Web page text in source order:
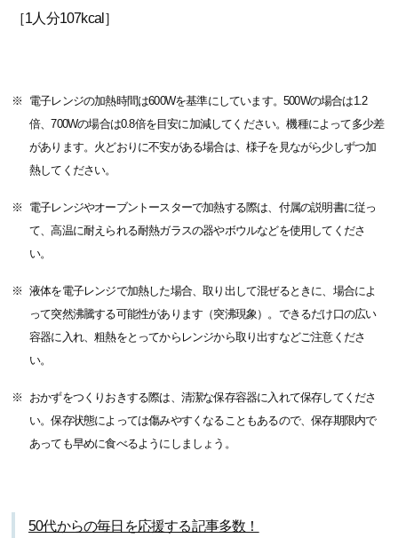
［1人分107kcal］
電子レンジの加熱時間は600Wを基準にしています。500Wの場合は1.2
倍、700Wの場合は0.8倍を目安に加減してください。機種によって多少差
があります。火どおりに不安がある場合は、様子を見ながら少しずつ加
熱してください。
電子レンジやオーブントースターで加熱する際は、付属の説明書に従っ
て、高温に耐えられる耐熱ガラスの器やボウルなどを使用してくださ
い。
液体を電子レンジで加熱した場合、取り出して混ぜるときに、場合によ
って突然沸騰する可能性があります（突沸現象）。できるだけ口の広い
容器に入れ、粗熱をとってからレンジから取り出すなどご注意くださ
い。
おかずをつくりおきする際は、清潔な保存容器に入れて保存してくださ
い。保存状態によっては傷みやすくなることもあるので、保存期限内で
あっても早めに食べるようにしましょう。
50代からの毎日を応援する記事多数！